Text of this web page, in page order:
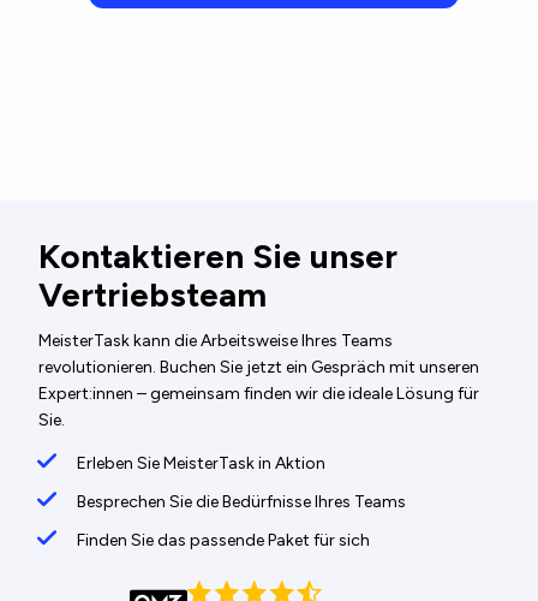
Kontaktieren Sie unser
Vertriebsteam
MeisterTask kann die Arbeitsweise Ihres Teams
revolutionieren. Buchen Sie jetzt ein Gespräch mit unseren
Expert:innen – gemeinsam finden wir die ideale Lösung für
Sie.
Erleben Sie MeisterTask in Aktion
Besprechen Sie die Bedürfnisse Ihres Teams
Finden Sie das passende Paket für sich